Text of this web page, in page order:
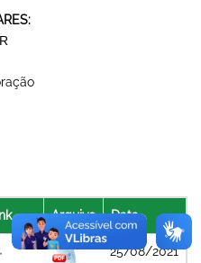
Arquivo Data
25/08/2021